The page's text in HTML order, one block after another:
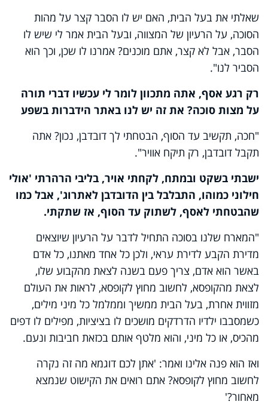
שאלתי את בעל הבית, האם יש לו הסבר קצר על מהות
הסוכה, על הרעיון של המצווה, ובעל הבית אמר לי שיש לו
הסבר, אבל לא קצר, אתם מוכנים? אמרנו לו שכן, וכך הוא
הסביר לנו".
רק רגע אסף, אתה מתכוון לומר לי עכשיו דברי תורה
על מצות סוכה? את זה יש לנו באתר הידברות בשפע
"חכה, תקשיב עד הסוף, הבטחתי לך דובדבן, נכון? אתה
תקבל דובדבן, רק תיקח אוויר".
ישבתי בשקט ובמתח, לקחתי אויר, בליבי הרהרתי 'אולי
חילוני כמוהו, התבלבל בין הדובדבן לאתרוג', אבל כמו
שהבטחתי לאסף, לשתוק עד הסוף, אז שתקתי.
"המארח שלנו בסוכה התחיל לדבר על הרעיון שיוצאים
מדירת הקבע לדירת עראי, ולכן כל אחד מאתנו, כל אדם
באשר הוא אדם, צריך פעם בשנה לצאת מהקבוע שלו,
לצאת מהקופסא, לחשוב מחוץ לקופסא, לראות את העולם
מזווית אחרת, בעל הבית ממשיך וממלמל כל מיני מילים,
כשמסבבו ילדיו הדרדקים מושכים לו בציציות, מפילים לו דפים
מהכיס, או כל מיני, והוא מלטף אותם בכזאת חביבות ונעם.
ואז הוא פנה אלינו ואמר: 'אתן לכם דוגמא מה זה נקרה
לחשוב מחוץ לקופסא? אתם רואים את הקישוט שנמצא
מאחור?'